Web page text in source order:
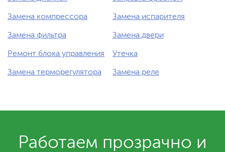
Замена компрессора Замена испарителя
Замена фильтра Замена двери
Ремонт блока управления Утечка
Замена терморегулятора Замена реле
Работаем прозрачно и